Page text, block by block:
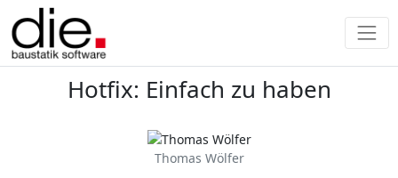
Hotfix: Einfach zu haben
Thomas Wölfer